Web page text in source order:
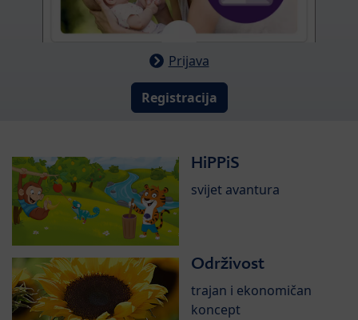
Prijava
Registracija
HiPPiS
svijet avantura
Održivost
trajan i ekonomičan
koncept